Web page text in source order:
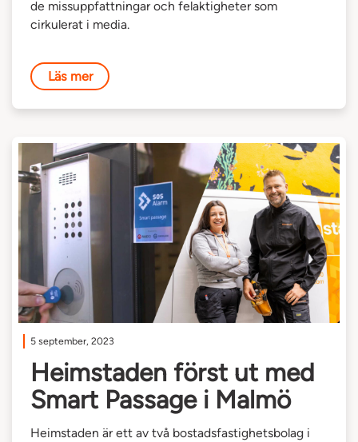
de missuppfattningar och felaktigheter som
cirkulerat i media.
Läs mer
5 september, 2023
Heimstaden först ut med
Smart Passage i Malmö
Heimstaden är ett av två bostadsfastighetsbolag i